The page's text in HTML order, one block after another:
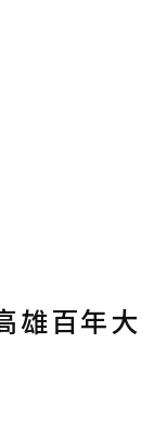
雄百年大